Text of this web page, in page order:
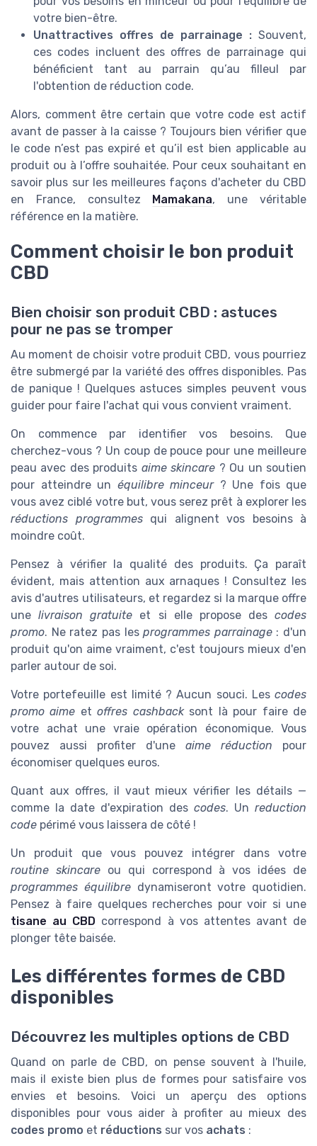
votre bien-être.
Unattractives offres de parrainage : Souvent,
ces codes incluent des offres de parrainage qui
bénéficient tant au parrain qu’au filleul par
l'obtention de réduction code.
Alors, comment être certain que votre code est actif
avant de passer à la caisse ? Toujours bien vérifier que
le code n’est pas expiré et qu’il est bien applicable au
produit ou à l’offre souhaitée. Pour ceux souhaitant en
savoir plus sur les meilleures façons d'acheter du CBD
en France, consultez Mamakana, une véritable
référence en la matière.
Comment choisir le bon produit
CBD
Bien choisir son produit CBD : astuces
pour ne pas se tromper
Au moment de choisir votre produit CBD, vous pourriez
être submergé par la variété des offres disponibles. Pas
de panique ! Quelques astuces simples peuvent vous
guider pour faire l'achat qui vous convient vraiment.
On commence par identifier vos besoins. Que
cherchez-vous ? Un coup de pouce pour une meilleure
peau avec des produits aime skincare ? Ou un soutien
pour atteindre un équilibre minceur? Une fois que
vous avez ciblé votre but, vous serez prêt à explorer les
réductions programmesqui alignent vos besoins à
moindre coût.
Pensez à vérifier la qualité des produits. Ça paraît
évident, mais attention aux arnaques ! Consultez les
avis d'autres utilisateurs, et regardez si la marque offre
unelivraison gratuite et si elle propose des codes
promo. Ne ratez pas lesprogrammes parrainage: d'un
produit qu'on aime vraiment, c'est toujours mieux d'en
parler autour de soi.
Votre portefeuille est limité ? Aucun souci. Les codes
promo aime etoffres cashbacksont là pour faire de
votre achat une vraie opération économique. Vous
pouvez aussi profiter d'une aime réduction pour
économiser quelques euros.
Quant aux offres, il vaut mieux vérifier les détails —
comme la date d'expiration des codes. Un reduction
code périmé vous laissera de côté !
Un produit que vous pouvez intégrer dans votre
routine skincareou qui correspond à vos idées de
programmes équilibredynamiseront votre quotidien.
Pensez à faire quelques recherches pour voir si une
tisane au CBD correspond à vos attentes avant de
plonger tête baisée.
Les différentes formes de CBD
disponibles
Découvrez les multiples options de CBD
Quand on parle de CBD, on pense souvent à l'huile,
mais il existe bien plus de formes pour satisfaire vos
envies et besoins. Voici un aperçu des options
disponibles pour vous aider à profiter au mieux des
codes promo et réductions sur vos achats :